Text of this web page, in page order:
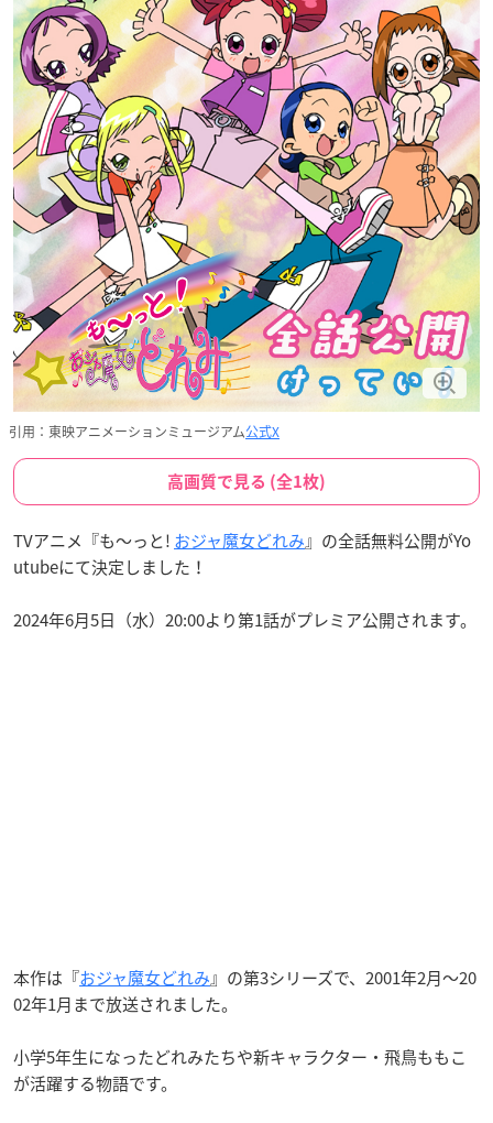
引用：東映アニメーションミュージアム公式X
高画質で見る (全1枚)
TVアニメ『も〜っと! おジャ魔女どれみ』の全話無料公開がYo
utubeにて決定しました！
2024年6月5日（水）20:00より第1話がプレミア公開されます。
本作は『おジャ魔女どれみ』の第3シリーズで、2001年2月〜20
02年1月まで放送されました。
小学5年生になったどれみたちや新キャラクター・飛鳥ももこ
が活躍する物語です。